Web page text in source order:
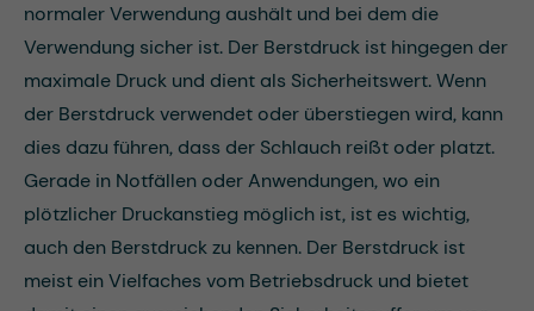
normaler Verwendung aushält und bei dem die
Verwendung sicher ist. Der Berstdruck ist hingegen der
maximale Druck und dient als Sicherheitswert. Wenn
der Berstdruck verwendet oder überstiegen wird, kann
dies dazu führen, dass der Schlauch reißt oder platzt.
Gerade in Notfällen oder Anwendungen, wo ein
plötzlicher Druckanstieg möglich ist, ist es wichtig,
auch den Berstdruck zu kennen. Der Berstdruck ist
meist ein Vielfaches vom Betriebsdruck und bietet